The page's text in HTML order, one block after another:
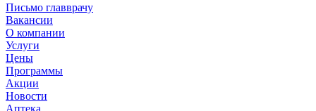
Письмо главврачу
Вакансии
О компании
Услуги
Цены
Программы
Акции
Новости
Аптека